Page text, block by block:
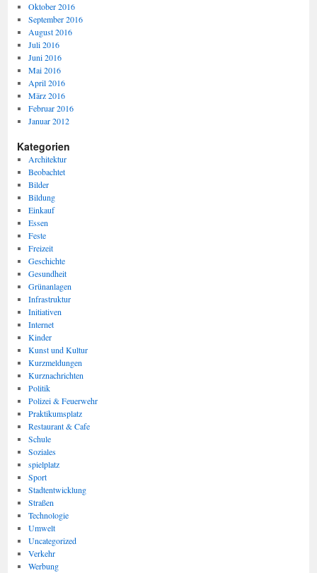
Oktober 2016
September 2016
August 2016
Juli 2016
Juni 2016
Mai 2016
April 2016
März 2016
Februar 2016
Januar 2012
Kategorien
Architektur
Beobachtet
Bilder
Bildung
Einkauf
Essen
Feste
Freizeit
Geschichte
Gesundheit
Grünanlagen
Infrastruktur
Initiativen
Internet
Kinder
Kunst und Kultur
Kurzmeldungen
Kurznachrichten
Politik
Polizei & Feuerwehr
Praktikumsplatz
Restaurant & Cafe
Schule
Soziales
spielplatz
Sport
Stadtentwicklung
Straßen
Technologie
Umwelt
Uncategorized
Verkehr
Werbung